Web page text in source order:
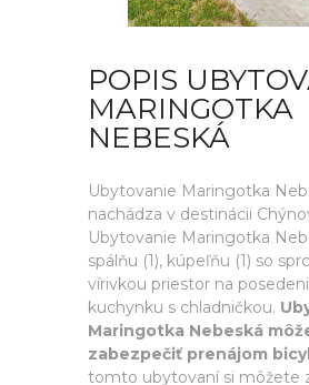
POPIS
MARINGOTKA
NEBESKÁ
Ubytovanie Maringotka
nachádza v destinácii
Ubytovanie Maringotka
spálňu (1), kúpeľňu (1) so
vírivkou priestor na
kuchynku s chladničkou.
Maringotka Nebeská
zabezpečiť prenájom
tomto ubytovaní si môžete